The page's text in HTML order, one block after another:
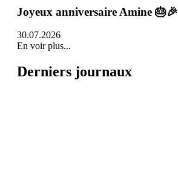
Joyeux anniversaire Amine 🎂🎉
30.07.2026
En voir plus...
Derniers journaux